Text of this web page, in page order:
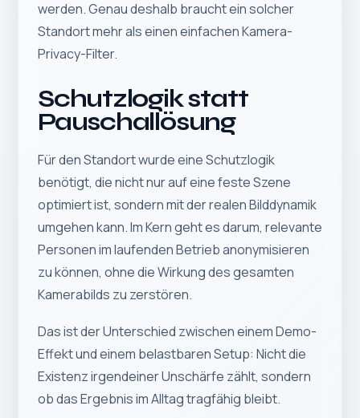
werden. Genau deshalb braucht ein solcher
Standort mehr als einen einfachen Kamera-
Privacy-Filter.
Schutzlogik statt
Pauschallösung
Für den Standort wurde eine Schutzlogik
benötigt, die nicht nur auf eine feste Szene
optimiert ist, sondern mit der realen Bilddynamik
umgehen kann. Im Kern geht es darum, relevante
Personen im laufenden Betrieb anonymisieren
zu können, ohne die Wirkung des gesamten
Kamerabilds zu zerstören.
Das ist der Unterschied zwischen einem Demo-
Effekt und einem belastbaren Setup: Nicht die
Existenz irgendeiner Unschärfe zählt, sondern
ob das Ergebnis im Alltag tragfähig bleibt.